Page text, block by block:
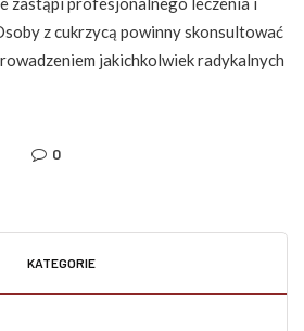
z cukrzycą powinny skonsultować
jakichkolwiek radykalnych
0
KATEGORIE